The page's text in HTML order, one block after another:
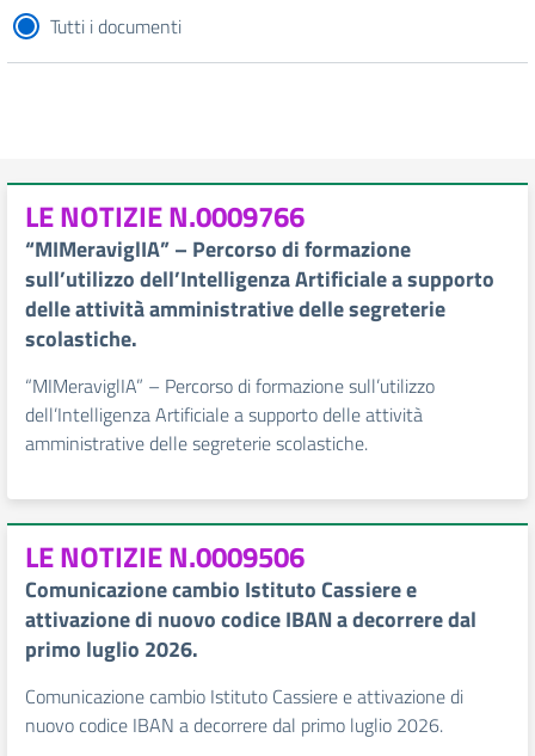
Tutti i documenti
LE NOTIZIE N.0009766
“MIMeraviglIA” – Percorso di formazione
sull’utilizzo dell’Intelligenza Artificiale a supporto
delle attività amministrative delle segreterie
scolastiche.
“MIMeraviglIA” – Percorso di formazione sull’utilizzo
dell’Intelligenza Artificiale a supporto delle attività
amministrative delle segreterie scolastiche.
LE NOTIZIE N.0009506
Comunicazione cambio Istituto Cassiere e
attivazione di nuovo codice IBAN a decorrere dal
primo luglio 2026.
Comunicazione cambio Istituto Cassiere e attivazione di
nuovo codice IBAN a decorrere dal primo luglio 2026.